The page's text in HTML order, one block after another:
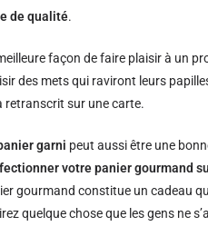
de qualité.
façon de faire plaisir à un
des mets qui raviront leurs
retranscrit sur une carte.
garni peut aussi être une
votre panier gourmand
gourmand constitue un cadeau
quelque chose que les gens ne